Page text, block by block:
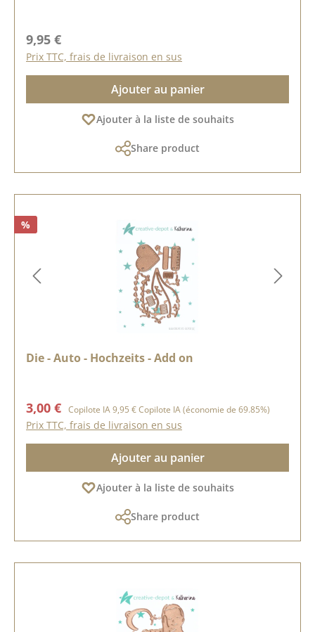
Prix régulier :
9,95 €
Prix TTC, frais de livraison en sus
Ajouter au panier
Ajouter à la liste de souhaits
Share product
%
Die - Auto - Hochzeits - Add on
Prix de vente :
3,00 € Copilote IA Prix régulier :
9,95 €Copilote IA(économie de 69.85%)
Prix TTC, frais de livraison en sus
Ajouter au panier
Ajouter à la liste de souhaits
Share product